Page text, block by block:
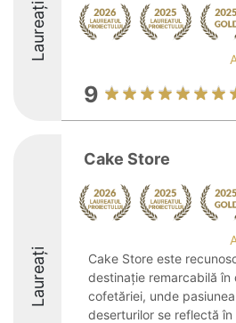
Laureați
9
Laureați
Cake Store
Cake Store este
destinație remarcabilă în
cofetăriei, unde
deserturilor se reflectă